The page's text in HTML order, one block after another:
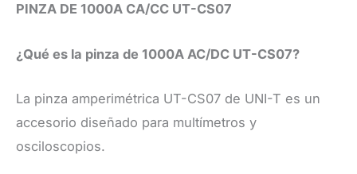
PINZA DE 1000A CA/CC UT-CS07
​¿Qué es la pinza de 1000A AC/DC UT-CS07?
​La pinza amperimétrica UT-CS07 de UNI-T es un
accesorio diseñado para multímetros y
osciloscopios.